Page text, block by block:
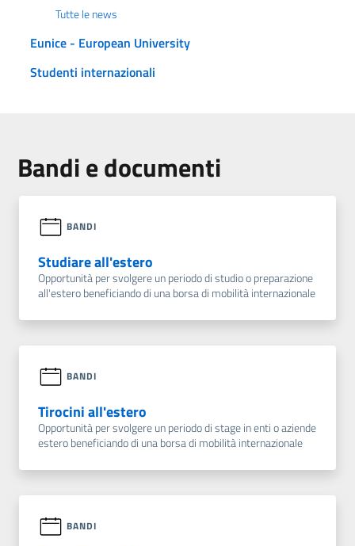
Tutte le news
Eunice - European University
Studenti internazionali
Bandi e documenti
BANDI
Studiare all'estero
Opportunità per svolgere un periodo di studio o preparazione
all'estero beneficiando di una borsa di mobilità internazionale
BANDI
Tirocini all'estero
Opportunità per svolgere un periodo di stage in enti o aziende
estero beneficiando di una borsa di mobilità internazionale
BANDI